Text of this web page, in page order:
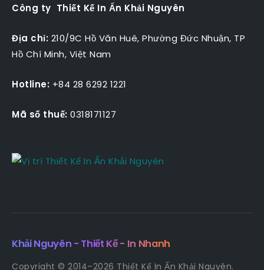
Công ty Thiết Kế In Ấn Khải Nguyên
Địa chỉ: 210/9C Hồ Văn Huê, Phường Đức Nhuận, TP
Hồ Chí Minh, Việt Nam
Hotline: +84 28 6292 1221
Mã số thuế: 0318171127
Khải Nguyên - Thiết Kế - In Nhanh
Copyright © 2014–2026 Thiết Kế In Ấn Khải Nguyên.